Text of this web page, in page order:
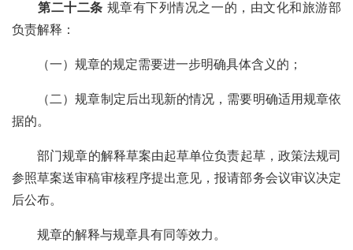
第二十二条 规章有下列情况之一的，由文化和旅游部
负责解释：
（一）规章的规定需要进一步明确具体含义的；
（二）规章制定后出现新的情况，需要明确适用规章依
据的。
部门规章的解释草案由起草单位负责起草， 政策法规司
参照草案送审稿审核程序提出意见，报请部务会议审议决定
后公布。
规章的解释与规章具有同等效力。